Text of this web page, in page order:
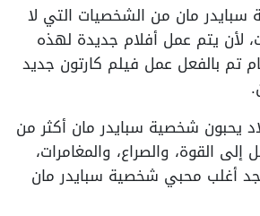
مان من الشخصيات التي لا
لأن يتم عمل أفلام جديدة لهذه
تم بالفعل عمل فيلم كارتون جديد
يحبون شخصية سبايدر مان أكثر من
إلى القوة، والصراع، والمغامرات،
نجد أغلب محبي شخصية سبايدر مان